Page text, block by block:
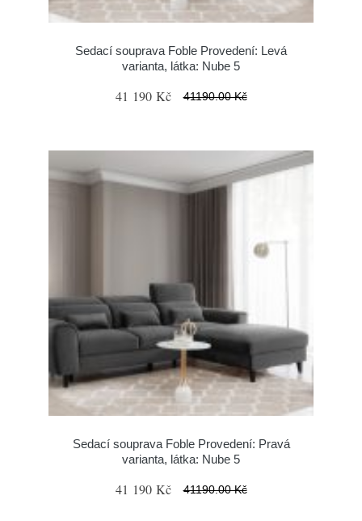
Sedací souprava Foble Provedení: Levá
varianta, látka: Nube 5
41 190 Kč 41190.00 Kč
Sedací souprava Foble Provedení: Pravá
varianta, látka: Nube 5
41 190 Kč 41190.00 Kč